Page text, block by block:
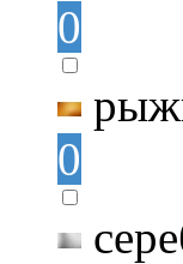
0
0